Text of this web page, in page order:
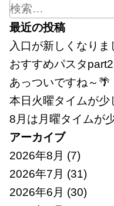
検
索:
最近の投稿
入口が新しくなりま
おすすめパスタpart2
あっついですね～🌴
本日火曜タイムが少
8月は月曜タイムが
アーカイブ
2026年8月 (7)
2026年7月 (31)
2026年6月 (30)